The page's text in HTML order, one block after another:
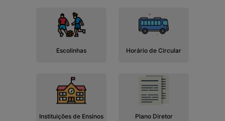
Escolinhas Horário de Circular
Instituições de Ensinos Plano Diretor